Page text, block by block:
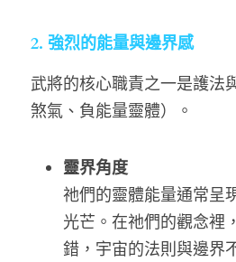
2. 強烈的能量與邊界感
武將的核心職責之一是護法
煞氣、負能量靈體）。
靈界角度
祂們的靈體能量通常呈
光芒。在祂們的觀念裡
錯，宇宙的法則與邊界